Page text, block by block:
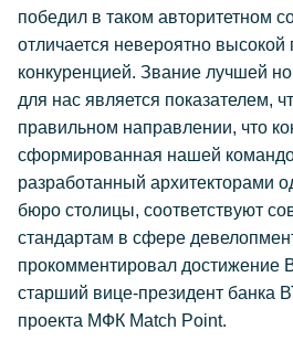
победил в таком авторитетном
отличается невероятно
конкуренцией. Звание лучшей
для нас является показателем,
правильном направлении, что
сформированная нашей
разработанный архитекторами
бюро столицы, соответствуют
стандартам в сфере
прокомментировал достижение
старший вице-президент банка
проекта МФК Match Point.